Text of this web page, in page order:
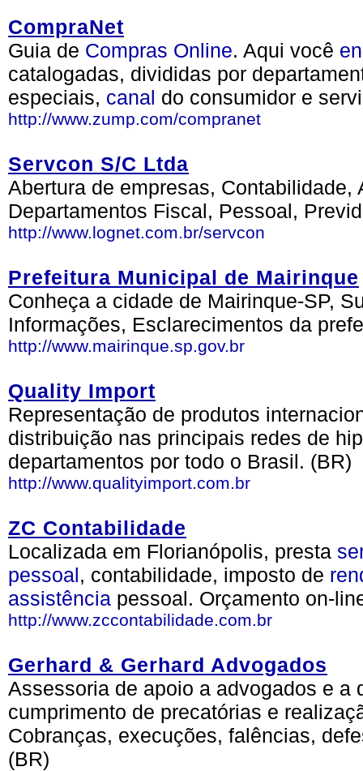
CompraNet
Guia de Compras Online. Aqui você
catalogadas, divididas por
especiais, canal do consumidor e
http://www.zump.com/compranet
Servcon S/C Ltda
Abertura de empresas,
Departamentos Fiscal, Pessoal,
http://www.lognet.com.br/servcon
Prefeitura Municipal de Mairinque
Conheça a cidade de Mairinque-SP,
Informações, Esclarecimentos da
http://www.mairinque.sp.gov.br
Quality Import
Representação de produtos
distribuição nas principais redes de
departamentos por todo o Brasil. (BR)
http://www.qualityimport.com.br
ZC Contabilidade
Localizada em Florianópolis, presta
pessoal, contabilidade, imposto de
assistência pessoal. Orçamento on-
http://www.zccontabilidade.com.br
Gerhard & Gerhard Advogados
Assessoria de apoio a advogados e a
cumprimento de precatórias e
Cobranças, execuções, falências,
(BR)